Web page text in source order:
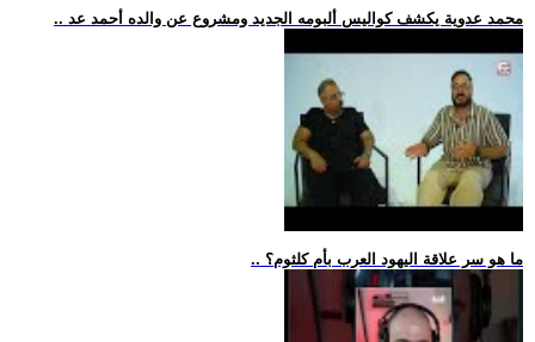
.. محمد عدوية يكشف كواليس ألبومه الجديد ومشروع عن والده أحمد عد
.. ما هو سر علاقة اليهود العرب بأم كلثوم؟